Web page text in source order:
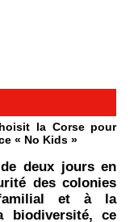
la Corse pour
« No Kids »
deux jours en
des colonies
et à la
biodiversité, ce